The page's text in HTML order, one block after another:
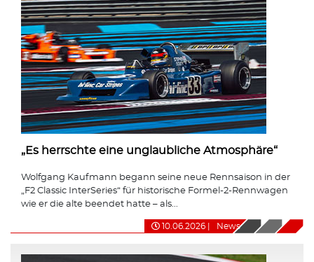
„Es herrschte eine unglaubliche Atmosphäre“
Wolfgang Kaufmann begann seine neue Rennsaison in der
„F2 Classic InterSeries“ für historische Formel-2-Rennwagen
wie er die alte beendet hatte – als...
10.06.2026 News